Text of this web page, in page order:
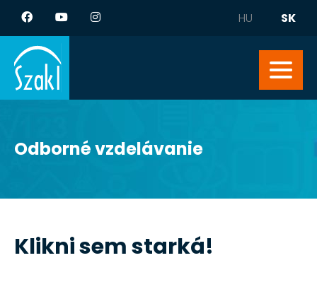
HU SK
Odborné vzdelávanie
Klikni sem starká!